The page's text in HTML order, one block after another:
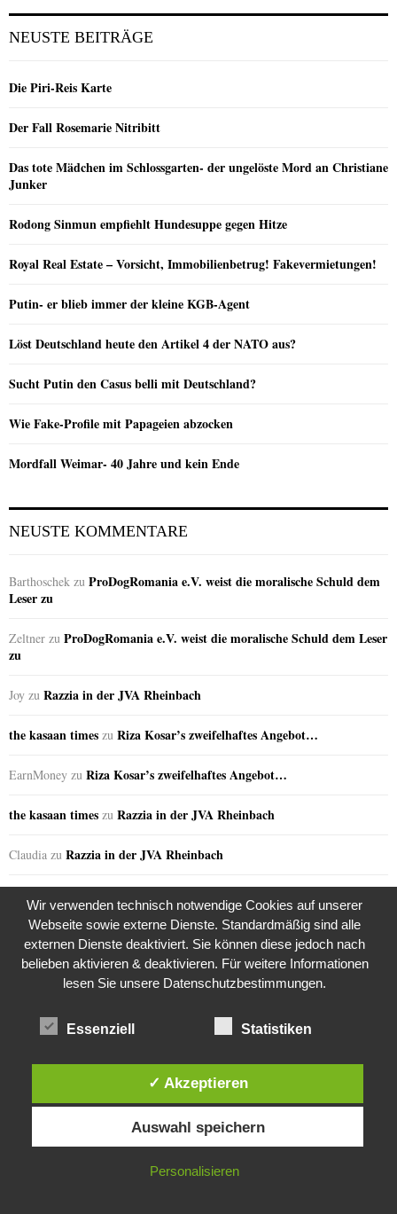
NEUSTE BEITRÄGE
Die Piri-Reis Karte
Der Fall Rosemarie Nitribitt
Das tote Mädchen im Schlossgarten- der ungelöste Mord an Christiane
Junker
Rodong Sinmun empfiehlt Hundesuppe gegen Hitze
Royal Real Estate – Vorsicht, Immobilienbetrug! Fakevermietungen!
Putin- er blieb immer der kleine KGB-Agent
Löst Deutschland heute den Artikel 4 der NATO aus?
Sucht Putin den Casus belli mit Deutschland?
Wie Fake-Profile mit Papageien abzocken
Mordfall Weimar- 40 Jahre und kein Ende
NEUSTE KOMMENTARE
Barthoschek zu ProDogRomania e.V. weist die moralische Schuld dem
Leser zu
Zeltner zu ProDogRomania e.V. weist die moralische Schuld dem Leser
zu
Joy zu Razzia in der JVA Rheinbach
the kasaan times zu Riza Kosar’s zweifelhaftes Angebot…
EarnMoney zu Riza Kosar’s zweifelhaftes Angebot…
the kasaan times zu Razzia in der JVA Rheinbach
Claudia zu Razzia in der JVA Rheinbach
Jana S.zuRazzia in der JVA Rheinbach
the kasaan timeszuRazzia in der JVA Rheinbach
Melaniezu Razzia in der JVA Rheinbach
Riza Kosar’s zweifelhaftes Angebot…
Riza Kosar’s zweifelhaftes Angebot…
Riza Kosar’s zweifelhaftes Angebot…
Diese Website verwendet Cookies. Durch die weitere Nutzung dieser
Website stimmst du der Verwendung von Cookies zu.
IN ORDNUNG
Wir verwenden technisch notwendige Cookies auf unserer
Webseite sowie externe Dienste. Standardmäßig sind alle
externen Dienste deaktiviert. Sie können diese jedoch nach
belieben aktivieren & deaktivieren. Für weitere Informationen
lesen Sie unsere Datenschutzbestimmungen.
Essenziell Statistiken
✓ Akzeptieren
Auswahl speichern
Personalisieren